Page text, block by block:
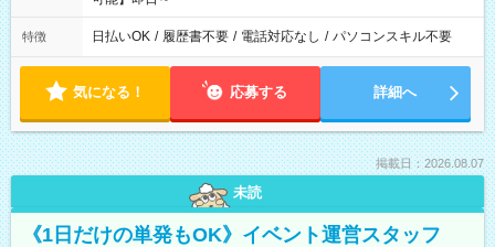
特徴 日払いOK / 履歴書不要 / 電話対応なし / パソコンスキル不要
気になる！ 応募する 詳細へ
掲載日：2026.08.07
未読
《1日だけの単発もOK》イベント運営スタッフ